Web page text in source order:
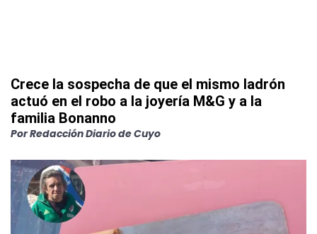
Crece la sospecha de que el mismo ladrón
actuó en el robo a la joyería M&G y a la
familia Bonanno
PorRedacción Diario de Cuyo